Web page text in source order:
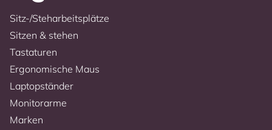
Sitz-/Steharbeitsplätze
Sitzen & stehen
Tastaturen
Ergonomische Maus
Laptopständer
Monitorarme
Marken